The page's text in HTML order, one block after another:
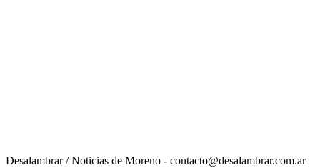
Desalambrar / Noticias de Moreno - contacto@desalambrar.com.ar